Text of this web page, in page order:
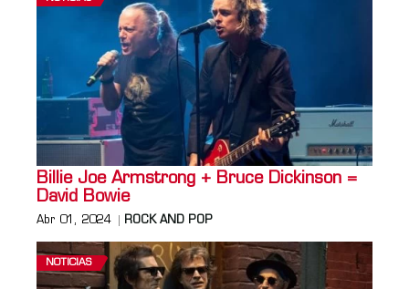
Billie Joe Armstrong + Bruce Dickinson =
David Bowie
Abr 01, 2024 ROCK AND POP
NOTICIAS